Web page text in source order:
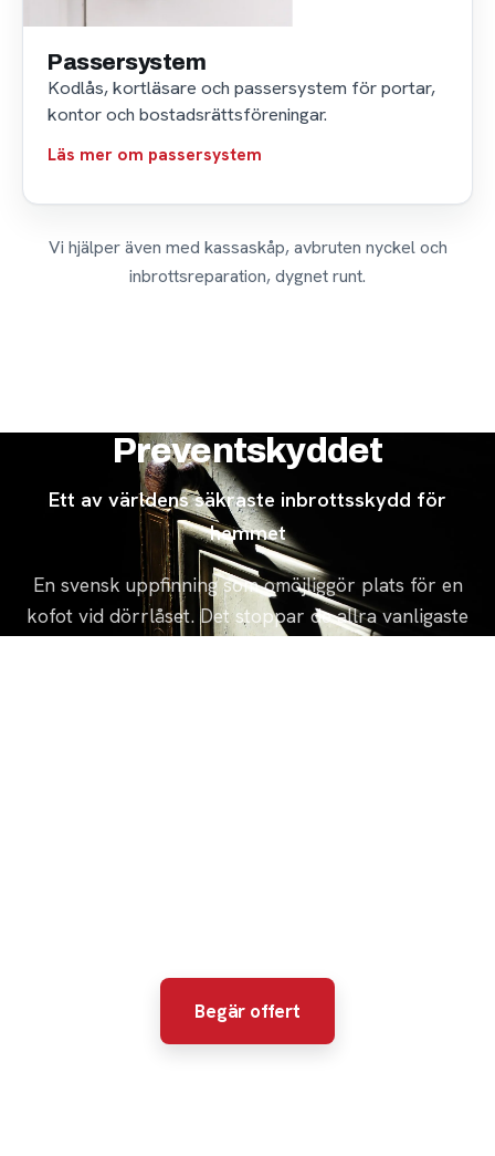
Passersystem
Kodlås, kortläsare och passersystem för portar,
kontor och bostadsrättsföreningar.
Läs mer om passersystem
Vi hjälper även med kassaskåp, avbruten nyckel och
inbrottsreparation, dygnet runt.
Preventskyddet
Ett av världens säkraste inbrottsskydd för
hemmet
En svensk uppfinning som omöjliggör plats för en
kofot vid dörrlåset. Det stoppar de allra vanligaste
Begär offert